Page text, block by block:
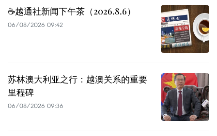
☕️越通社新闻下午茶（2026.8.6）
06/08/2026 09:42
苏林澳大利亚之行：越澳关系的重要
里程碑
06/08/2026 09:36